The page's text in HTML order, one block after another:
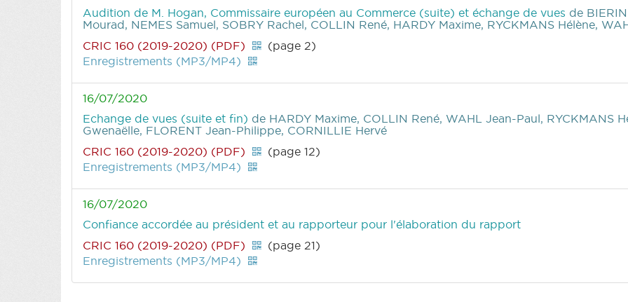
Audition de M. Hogan, Commissaire européen au Commerce (suite) et échange de vues de
Mourad, NEMES Samuel, SOBRY Rachel, COLLIN René, HARDY Maxime, RYCKMANS Hélène,
CRIC 160 (2019-2020) (PDF)
(page 2)
Enregistrements (MP3/MP4)
16/07/2020
Echange de vues (suite et fin) de HARDY Maxime, COLLIN René, WAHL Jean-Paul, RYCKMANS
Gwenaëlle, FLORENT Jean-Philippe, CORNILLIE Hervé
CRIC 160 (2019-2020) (PDF)
(page 12)
Enregistrements (MP3/MP4)
16/07/2020
Confiance accordée au président et au rapporteur pour l'élaboration du rapport
CRIC 160 (2019-2020) (PDF)
(page 21)
Enregistrements (MP3/MP4)